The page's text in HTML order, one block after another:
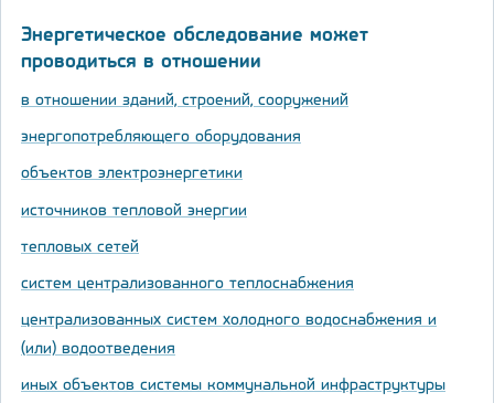
Энергетическое обследование может
проводиться в отношении
в отношении зданий, строений, сооружений
энергопотребляющего оборудования
объектов электроэнергетики
источников тепловой энергии
тепловых сетей
систем централизованного теплоснабжения
централизованных систем холодного водоснабжения и
(или) водоотведения
иных объектов системы коммунальной инфраструктуры